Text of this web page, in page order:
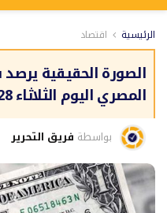
الرئيسية اقتصاد
الصورة الحقيقية يرصد
المصري اليوم الثلاثاء 28 مايو 2024
بواسطة فريق التحرير